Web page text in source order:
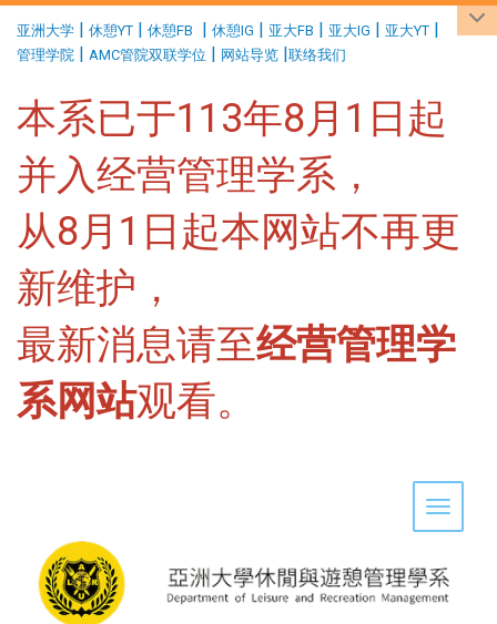
亚洲大学 | 休憩YT | 休憩FB | 休憩IG | 亚大FB | 亚大IG | 亚大YT |
管理学院 | AMC管院双联学位 | 网站导览 |联络我们
本系已于113年8月1日起
并入经营管理学系，
从8月1日起本网站不再更
新维护，
最新消息请至经营管理学
系网站观看。
Toggle